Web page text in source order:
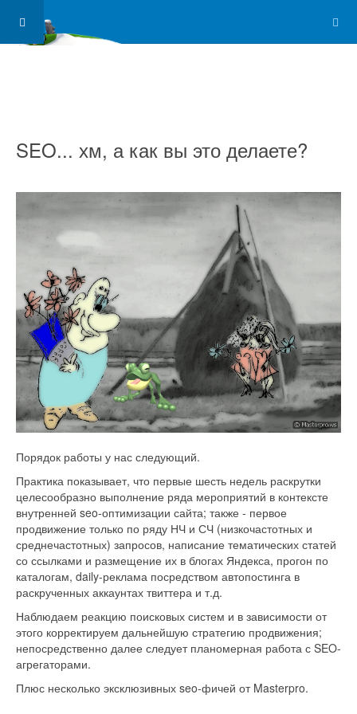
SEO... хм, а как вы это делаете?
Порядок работы у нас следующий.
Практика показывает, что первые шесть недель раскрутки
целесообразно выполнение ряда мероприятий в контексте
внутренней seo-оптимизации сайта; также - первое
продвижение только по ряду НЧ и СЧ (низкочастотных и
среднечастотных) запросов, написание тематических статей
со ссылками и размещение их в блогах Яндекса, прогон по
каталогам, daily-реклама посредством автопостинга в
раскрученных аккаунтах твиттера и т.д.
Наблюдаем реакцию поисковых систем и в зависимости от
этого корректируем дальнейшую стратегию продвижения;
непосредственно далее следует планомерная работа с SEO-
агрегаторами.
Плюс несколько эксклюзивных seo-фичей от Masterpro.